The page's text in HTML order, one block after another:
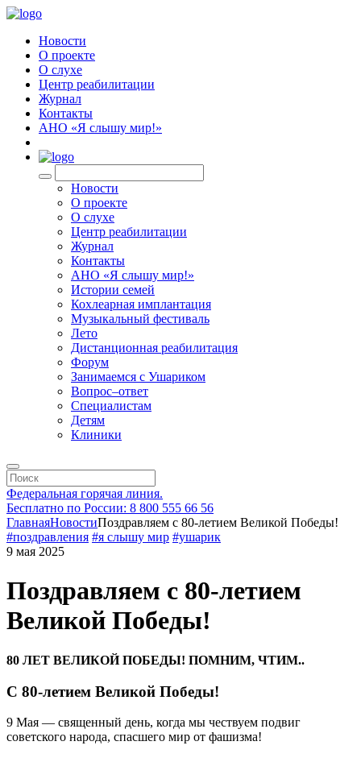
Новости
О проекте
О слухе
Центр реабилитации
Журнал
Контакты
АНО «Я слышу мир!»
Новости
О проекте
О слухе
Центр реабилитации
Журнал
Контакты
АНО «Я слышу мир!»
Истории семей
Кохлеарная имплантация
Музыкальный фестиваль
Лето
Дистанционная реабилитация
Форум
Занимаемся с Ушариком
Вопрос–ответ
Специалистам
Детям
Клиники
Федеральная горячая линия.
Бесплатно по России: 8 800 555 66 56
ГлавнаяНовостиПоздравляем с 80-летием Великой Победы!
#поздравления #я слышу мир #ушарик
9 мая 2025
Поздравляем с 80-летием
Великой Победы!
80 ЛЕТ ВЕЛИКОЙ ПОБЕДЫ! ПОМНИМ, ЧТИМ..
С 80-летием Великой Победы!
9 Мая — священный день, когда мы чествуем подвиг
советского народа, спасшего мир от фашизма!